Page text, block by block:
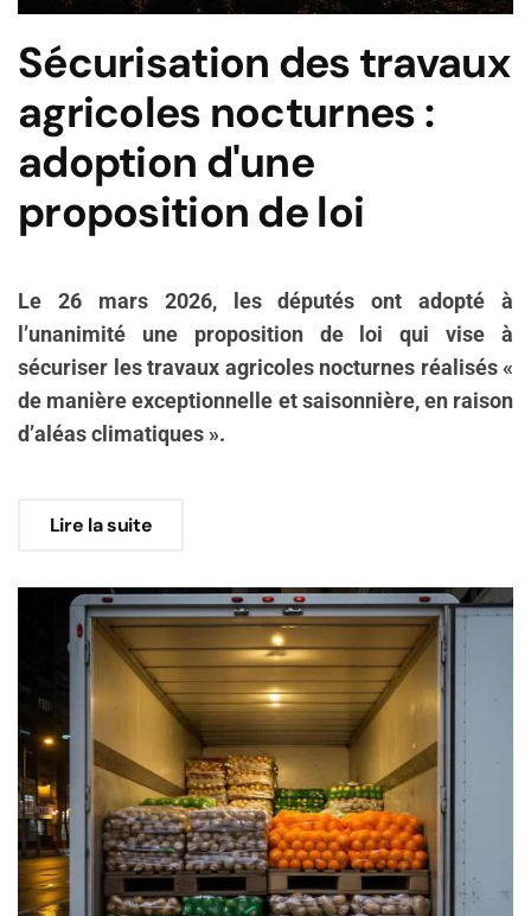
Sécurisation des travaux
agricoles nocturnes :
adoption d'une
proposition de loi
Le 26 mars 2026, les députés ont adopté à
l’unanimité une proposition de loi qui vise à
sécuriser les travaux agricoles nocturnes réalisés «
de manière exceptionnelle et saisonnière, en raison
d’aléas climatiques ».
Lire la suite